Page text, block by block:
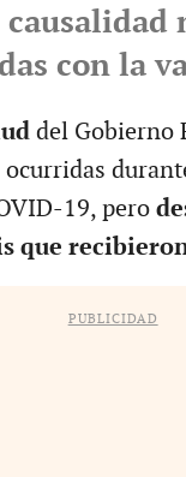
con la
del Gobierno
19, pero
que
PUBLICIDAD